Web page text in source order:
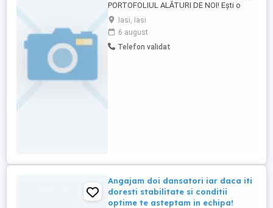
PORTOFOLIUL ALĂTURI DE NOI! Ești o
persoană fotogenică, pasionată de
modelling sau pur și simplu vrei să
strălucești în fața camerei? Un studio
foto-video profesional din Iași își extinde
Iasi, Iasi
6 august
Telefon validat
Angajam doi dansatori iar daca iti
doresti stabilitate si conditii
optime te asteptam in echipa!